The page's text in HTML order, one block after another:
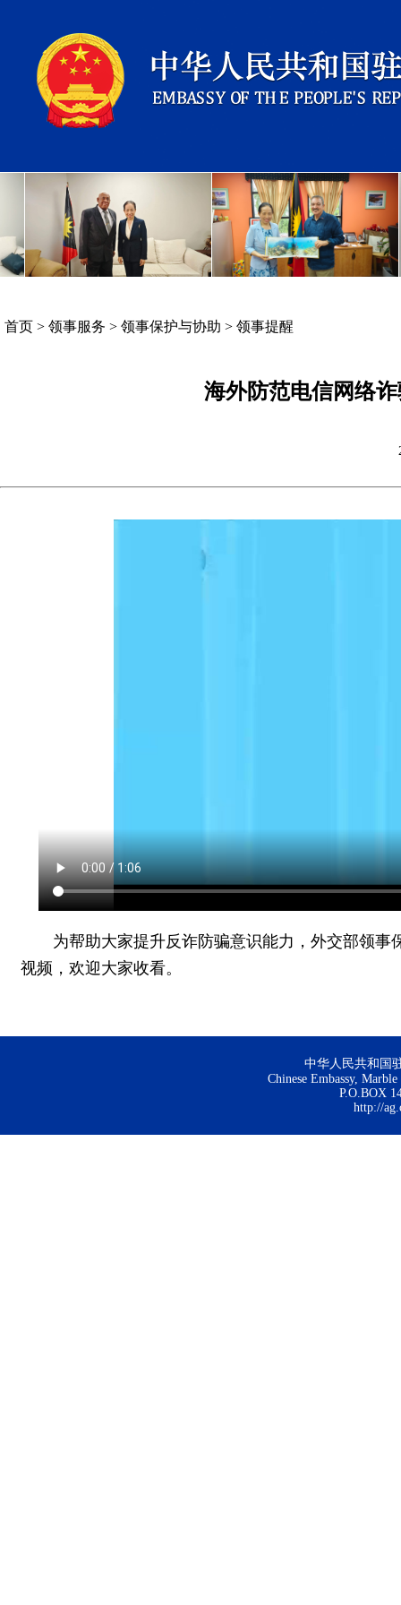
首页 > 领事服务 > 领事保护与协助 > 领事提醒
海外防范电信网络
为帮助大家提升反诈防骗意识能力，外交部领
视频，欢迎大家收看。
中华人民共和国
Chinese Embassy,
P.O.BOX
http://